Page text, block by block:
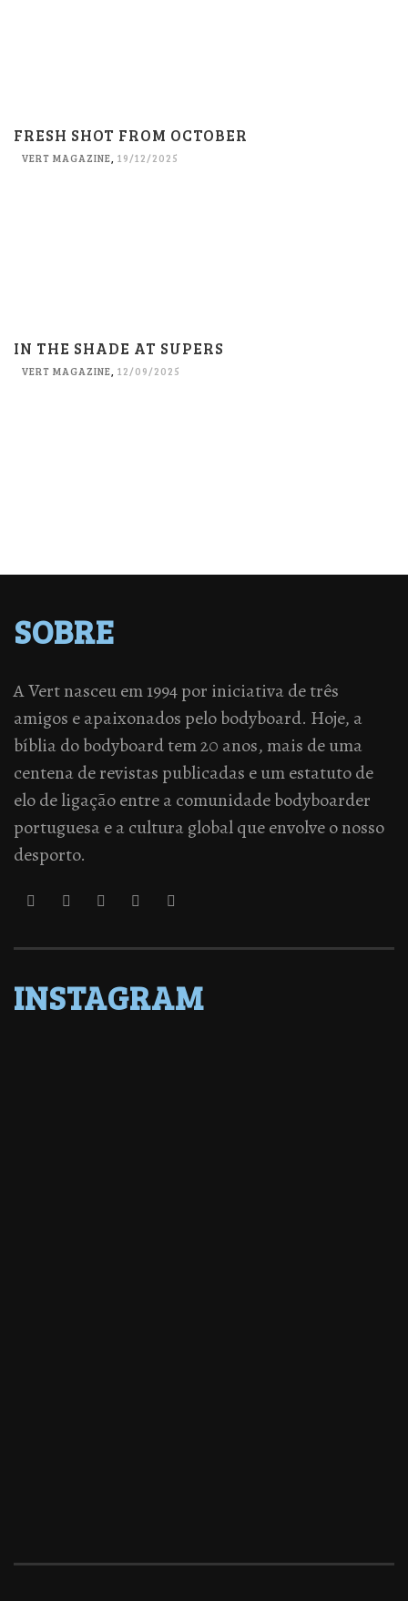
FRESH SHOT FROM OCTOBER
VERT MAGAZINE, 19/12/2025
IN THE SHADE AT SUPERS
VERT MAGAZINE, 12/09/2025
SOBRE
A Vert nasceu em 1994 por iniciativa de três
amigos e apaixonados pelo bodyboard. Hoje, a
bíblia do bodyboard tem 20 anos, mais de uma
centena de revistas publicadas e um estatuto de
elo de ligação entre a comunidade bodyboarder
portuguesa e a cultura global que envolve o nosso
desporto.
INSTAGRAM